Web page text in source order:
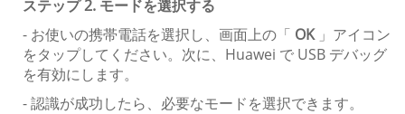
ステップ 2. モードを選択する
- お使いの携帯電話を選択し、画面上の「 OK」アイコン
をタップしてください。次に、Huawei で USB デバッグ
を有効にします。
- 認識が成功したら、必要なモードを選択できます。